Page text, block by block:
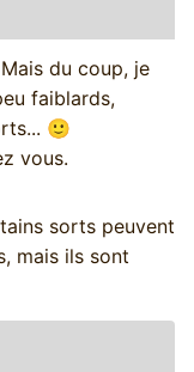
du coup, je
faiblards,
🙂
vous.
sorts peuvent
mais ils sont